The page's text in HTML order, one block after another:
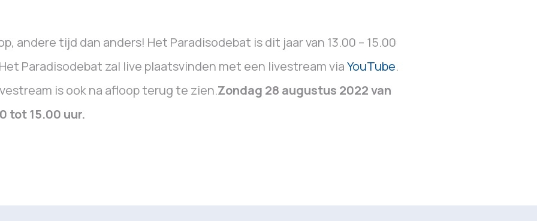
andere tijd dan anders! Het Paradisodebat is dit jaar van 13.00 – 15.00
Paradisodebat zal live plaatsvinden met een livestream viaYouTube.
is ook na afloop terug te zien.Zondag 28 augustus 2022 van
tot 15.00 uur.